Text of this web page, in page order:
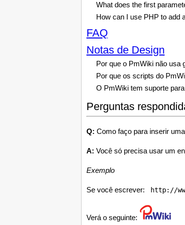
What does the first
How can I use PHP to add
FAQ
Notas de Design
Por que o PmWiki não usa
Por que os scripts do
O PmWiki tem suporte
Perguntas
Q: Como faço para inserir
A: Você só precisa usar um
Exemplo
Se você escrever: http://
Verá o seguinte: